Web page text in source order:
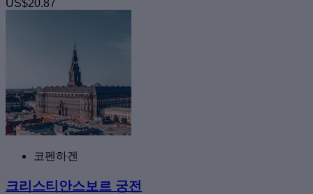
US$20.87
코펜하겐
크리스티안스보르 궁전